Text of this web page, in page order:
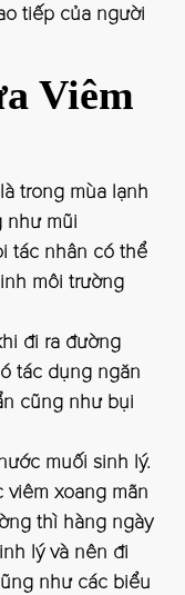
tiếp của người
Viêm
trong mùa lạnh
như mũi
tác nhân có thể
môi trường
đi ra đường
tác dụng ngăn
cũng như bụi
muối sinh lý.
xoang mãn
thì hàng ngày
lý và nên đi
như các biểu